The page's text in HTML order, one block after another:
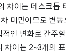
차이는 데스크톱
미만이므로 변
인 변화로 간주
차이는 2~3개의